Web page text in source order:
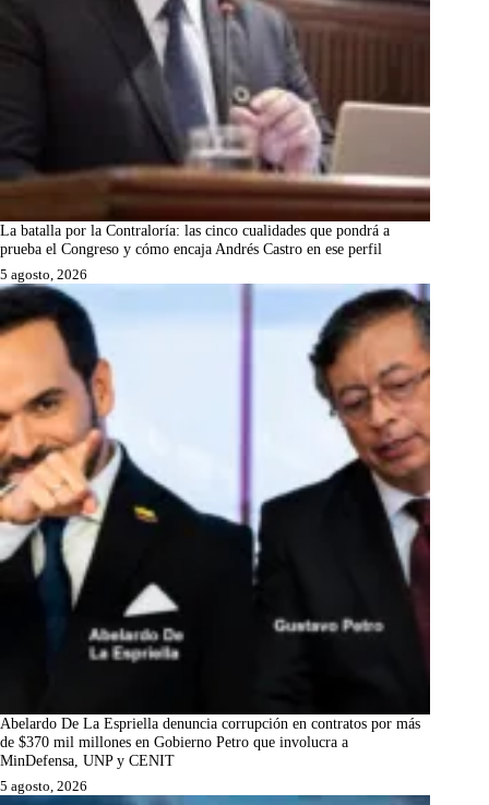
La batalla por la Contraloría: las cinco cualidades que pondrá a
prueba el Congreso y cómo encaja Andrés Castro en ese perfil
5 agosto, 2026
Abelardo De La Espriella denuncia corrupción en contratos por más
de $370 mil millones en Gobierno Petro que involucra a
MinDefensa, UNP y CENIT
5 agosto, 2026